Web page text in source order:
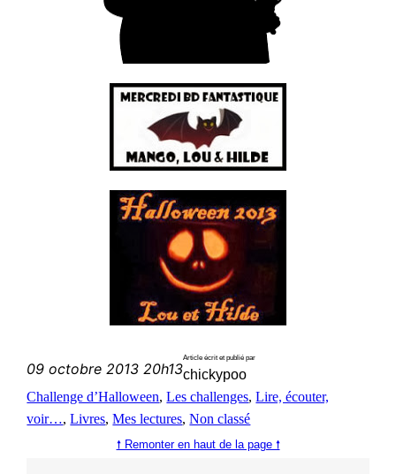
09 octobre 2013 20h13
Article écrit et publié par
chickypoo
Challenge d’Halloween, Les challenges, Lire, écouter,
voir…, Livres, Mes lectures, Non classé
🠕 Remonter en haut de la page 🠕